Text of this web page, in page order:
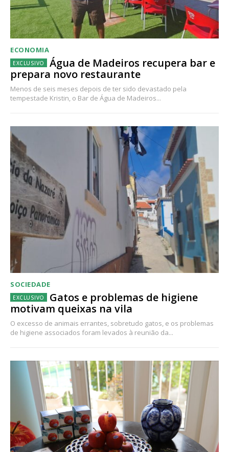
ECONOMIA
Água de Madeiros recupera bar e
prepara novo restaurante
Menos de seis meses depois de ter sido devastado pela
tempestade Kristin, o Bar de Água de Madeiros...
SOCIEDADE
Gatos e problemas de higiene
motivam queixas na vila
O excesso de animais errantes, sobretudo gatos, e os problemas
de higiene associados foram levados à reunião da...